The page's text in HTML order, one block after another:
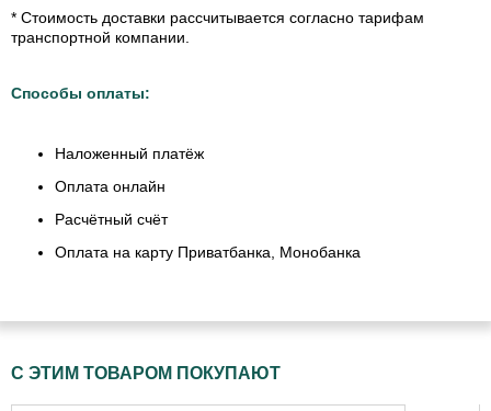
* Стоимость доставки рассчитывается согласно тарифам
транспортной компании.
Способы оплаты:
Наложенный платёж
Оплата онлайн
Расчётный счёт
Оплата на карту Приватбанка, Монобанка
С ЭТИМ ТОВАРОМ ПОКУПАЮТ